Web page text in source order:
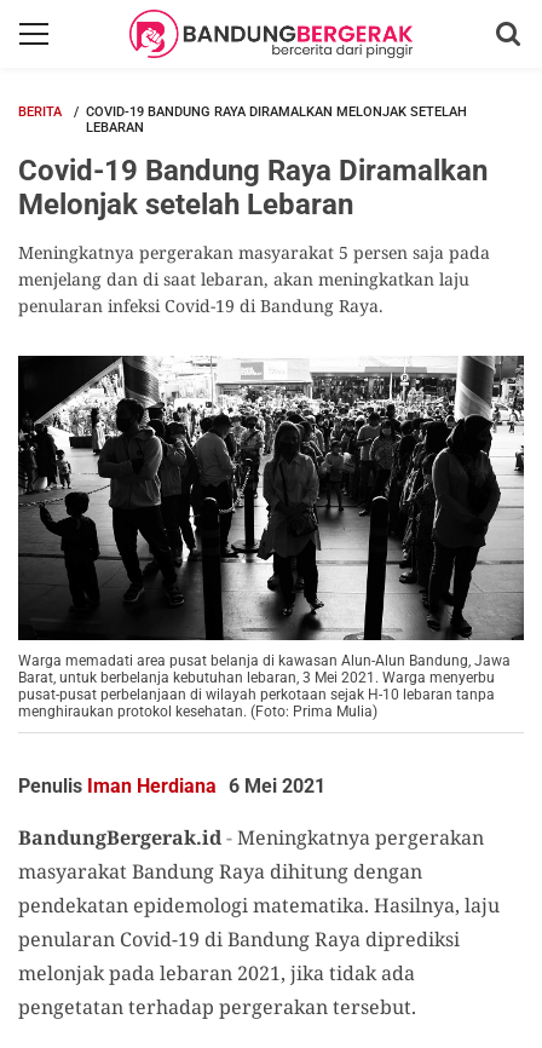
BERITA
COVID-19 BANDUNG RAYA DIRAMALKAN MELONJAK SETELAH
LEBARAN
Covid-19 Bandung Raya Diramalkan
Melonjak setelah Lebaran
Meningkatnya pergerakan masyarakat 5 persen saja pada
menjelang dan di saat lebaran, akan meningkatkan laju
penularan infeksi Covid-19 di Bandung Raya.
Warga memadati area pusat belanja di kawasan Alun-Alun Bandung, Jawa
Barat, untuk berbelanja kebutuhan lebaran, 3 Mei 2021. Warga menyerbu
pusat-pusat perbelanjaan di wilayah perkotaan sejak H-10 lebaran tanpa
menghiraukan protokol kesehatan. (Foto: Prima Mulia)
Penulis Iman Herdiana 6 Mei 2021
BandungBergerak.id-Meningkatnya pergerakan
masyarakat Bandung Raya dihitung dengan
pendekatan epidemologi matematika. Hasilnya, laju
penularan Covid-19 di Bandung Raya diprediksi
melonjak pada lebaran 2021, jika tidak ada
pengetatan terhadap pergerakan tersebut.